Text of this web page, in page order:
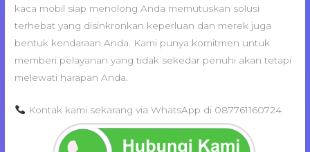
kaca mobil siap menolong Anda memutuskan solusi
terhebat yang disinkronkan keperluan dan merek juga
bentuk kendaraan Anda. Kami punya komitmen untuk
memberi pelayanan yang tidak sekedar penuhi akan tetapi
melewati harapan Anda.
Kontak kami sekarang via WhatsApp di 087761160724